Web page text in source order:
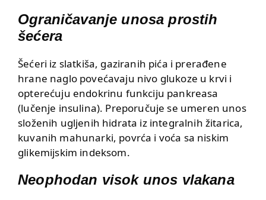
Ograničavanje unosa prostih
šećera
Šećeri iz slatkiša, gaziranih pića i prerađene
hrane naglo povećavaju nivo glukoze u krvi i
opterećuju endokrinu funkciju pankreasa
(lučenje insulina). Preporučuje se umeren unos
složenih ugljenih hidrata iz integralnih žitarica,
kuvanih mahunarki, povrća i voća sa niskim
glikemijskim indeksom.
Neophodan visok unos vlakana